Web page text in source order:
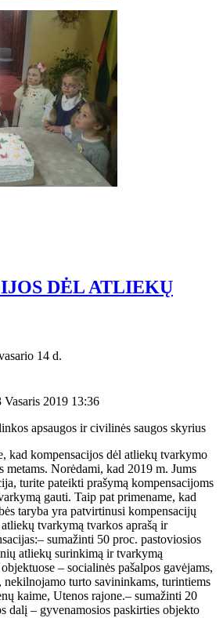
DĖL ATLIEKŲ
14 d.
Vasaris 2019 13:36
apsaugos ir civilinės saugos skyrius
dėl atliekų tvarkymo
metams. Norėdami, kad 2019 m. Jums
turite pateikti prašymą kompensacijoms
gauti. Taip pat primename, kad
taryba yra patvirtinusi kompensacijų
tvarkymą tvarkos aprašą ir
sumažinti 50 proc. pastoviosios
atliekų surinkimą ir tvarkymą
– socialinės pašalpos gavėjams,
nekilnojamo turto savininkams, turintiems
kaime, Utenos rajone.– sumažinti 20
dalį – gyvenamosios paskirties objekto